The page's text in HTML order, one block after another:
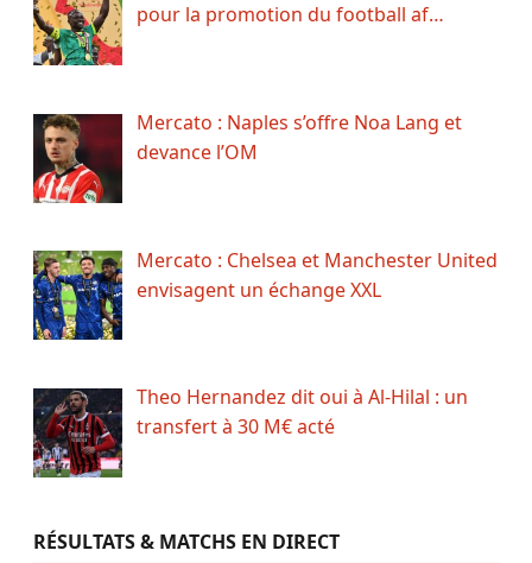
pour la promotion du football af…
Mercato : Naples s’offre Noa Lang et
devance l’OM
Mercato : Chelsea et Manchester United
envisagent un échange XXL
Theo Hernandez dit oui à Al-Hilal : un
transfert à 30 M€ acté
RÉSULTATS & MATCHS EN DIRECT